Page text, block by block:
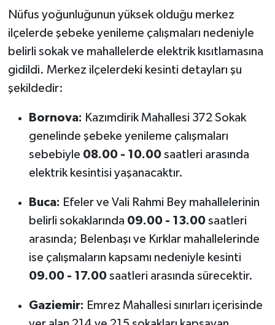
Nüfus yoğunluğunun yüksek olduğu merkez
ilçelerde şebeke yenileme çalışmaları nedeniyle
belirli sokak ve mahallelerde elektrik kısıtlamasına
gidildi. Merkez ilçelerdeki kesinti detayları şu
şekildedir:
Bornova: Kazımdirik Mahallesi 372 Sokak
genelinde şebeke yenileme çalışmaları
sebebiyle 08.00 - 10.00saatleri arasında
elektrik kesintisi yaşanacaktır.
Buca: Efeler ve Vali Rahmi Bey mahallelerinin
belirli sokaklarında 09.00 - 13.00saatleri
arasında; Belenbaşı ve Kırklar mahallelerinde
ise çalışmaların kapsamı nedeniyle kesinti
09.00 - 17.00saatleri arasında sürecektir.
Gaziemir: Emrez Mahallesi sınırları içerisinde